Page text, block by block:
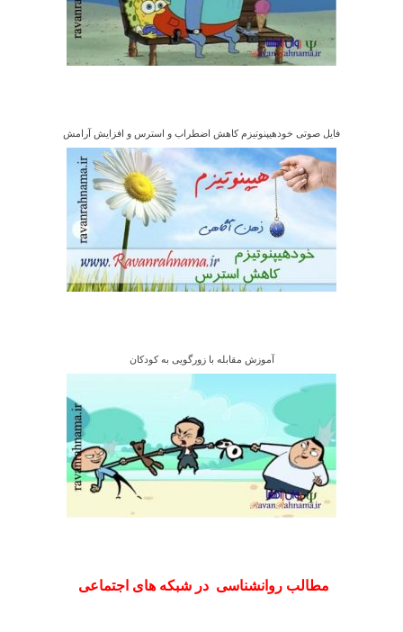
آموزش مقابله با زورگویی به کودکان
فایل صوتی خودهیپنوتیزم کاهش اضطراب و استرس و افزایش آرامش
مطالب روانشناسی در شبکه های اجتماعی